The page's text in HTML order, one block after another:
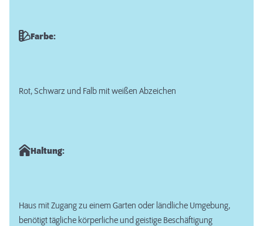
Farbe:
Rot, Schwarz und Falb mit weißen Abzeichen
Haltung:
Haus mit Zugang zu einem Garten oder ländliche Umgebung,
benötigt tägliche körperliche und geistige Beschäftigung